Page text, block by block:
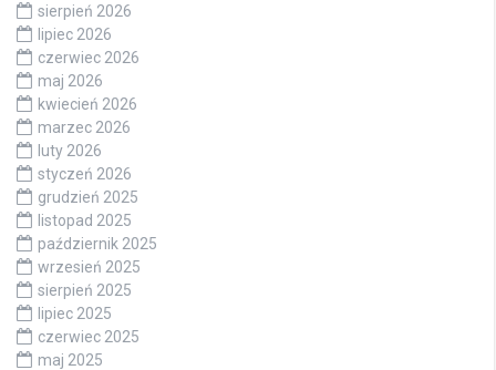
sierpień 2026
lipiec 2026
czerwiec 2026
maj 2026
kwiecień 2026
marzec 2026
luty 2026
styczeń 2026
grudzień 2025
listopad 2025
październik 2025
wrzesień 2025
sierpień 2025
lipiec 2025
czerwiec 2025
maj 2025